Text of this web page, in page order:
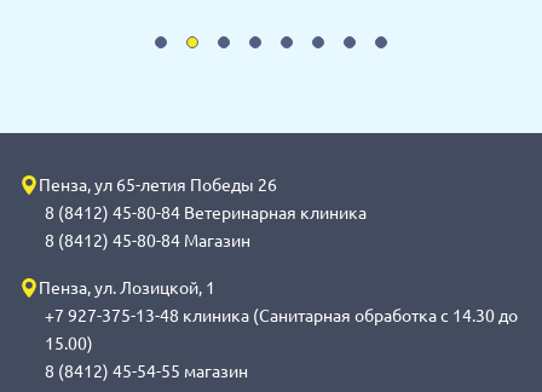
Пенза, ул 65-летия Победы 26
8 (8412) 45-80-84 Ветеринарная клиника
8 (8412) 45-80-84 Магазин
Пенза, ул. Лозицкой, 1
+7 927-375-13-48 клиника (Санитарная обработка с 14.30 до
15.00)
8 (8412) 45-54-55 магазин